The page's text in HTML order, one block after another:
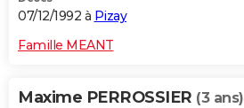
07/12/1992 à Pizay
Famille MEANT
Maxime PERROSSIER (3 ans)